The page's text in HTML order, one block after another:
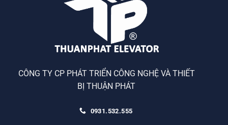
CÔNG TY CP PHÁT TRIỂN CÔNG NGHỆ VÀ THIẾT
BỊ THUẬN PHÁT
0931.532.555